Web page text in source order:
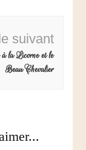
suivant
la Licorne et le
Beau Chevalier